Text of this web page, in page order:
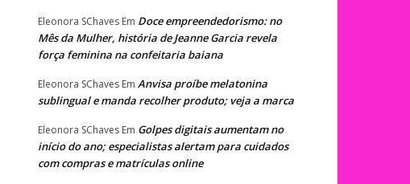
Eleonora SChaves Em Doce empreendedorismo: no
Mês da Mulher, história de Jeanne Garcia revela
força feminina na confeitaria baiana
Eleonora SChaves Em Anvisa proíbe melatonina
sublingual e manda recolher produto; veja a marca
Eleonora SChaves Em Golpes digitais aumentam no
início do ano; especialistas alertam para cuidados
com compras e matrículas online